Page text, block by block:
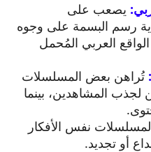
يصعب على
رسم البسمة على وجوه
العربي المُحمل
تُراهن بعض المسلسلات
لجذب المشاهدين، بينما
نفس الأفكار
أو تجديد.